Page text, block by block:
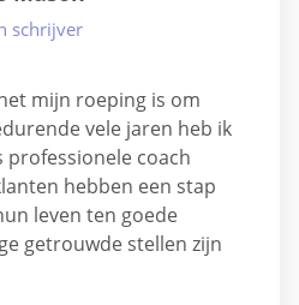
schrijver
mijn roeping is om
vele jaren heb ik
professionele coach
hebben een stap
leven ten goede
getrouwde stellen zijn